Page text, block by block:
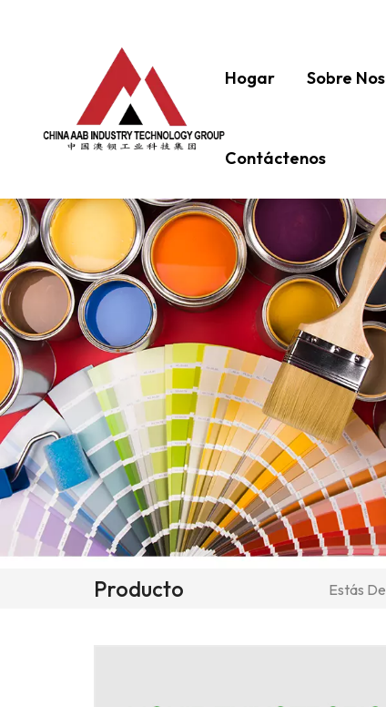
Hogar Sobre
Contáctenos
Producto Estás